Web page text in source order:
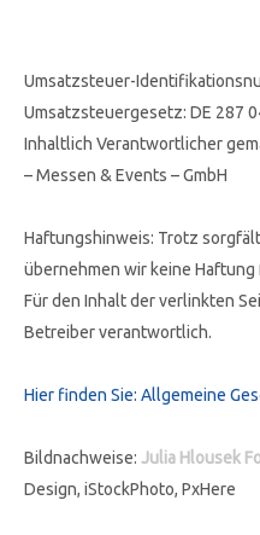
Umsatzsteuer-
Umsatzsteuergesetz: DE 287
Inhaltlich Verantwortlicher
– Messen & Events – GmbH
Haftungshinweis: Trotz
übernehmen wir keine
Für den Inhalt der verlinkten
Betreiber verantwortlich.
Hier finden Sie: Allgemeine
Bildnachweise: Julia Hlousek
Design, iStockPhoto, PxHere